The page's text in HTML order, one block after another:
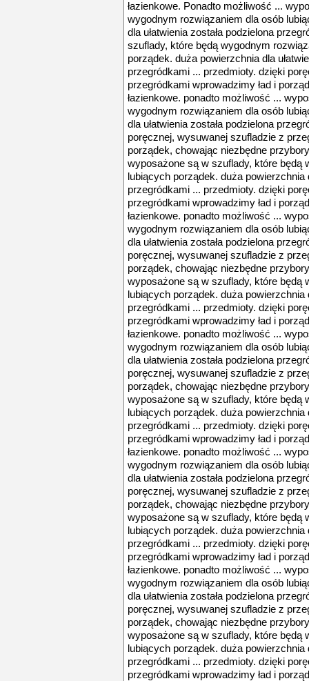
łazienkowe. Ponadto możliwość ...
wygodnym rozwiązaniem dla osób
dla ułatwienia została podzielona
szuflady, które będą wygodnym
porządek. duża powierzchnia dla
przegródkami ... przedmioty. dzięki
przegródkami wprowadzimy ład i
łazienkowe. ponadto możliwość ...
wygodnym rozwiązaniem dla osób
dla ułatwienia została podzielona
poręcznej, wysuwanej szufladzie z
porządek, chowając niezbędne
wyposażone są w szuflady, które będą
lubiących porządek. duża powierzchnia
przegródkami ... przedmioty. dzięki
przegródkami wprowadzimy ład i
łazienkowe. ponadto możliwość ...
wygodnym rozwiązaniem dla osób
dla ułatwienia została podzielona
poręcznej, wysuwanej szufladzie z
porządek, chowając niezbędne
wyposażone są w szuflady, które będą
lubiących porządek. duża powierzchnia
przegródkami ... przedmioty. dzięki
przegródkami wprowadzimy ład i
łazienkowe. ponadto możliwość ...
wygodnym rozwiązaniem dla osób
dla ułatwienia została podzielona
poręcznej, wysuwanej szufladzie z
porządek, chowając niezbędne
wyposażone są w szuflady, które będą
lubiących porządek. duża powierzchnia
przegródkami ... przedmioty. dzięki
przegródkami wprowadzimy ład i
łazienkowe. ponadto możliwość ...
wygodnym rozwiązaniem dla osób
dla ułatwienia została podzielona
poręcznej, wysuwanej szufladzie z
porządek, chowając niezbędne
wyposażone są w szuflady, które będą
lubiących porządek. duża powierzchnia
przegródkami ... przedmioty. dzięki
przegródkami wprowadzimy ład i
łazienkowe. ponadto możliwość ...
wygodnym rozwiązaniem dla osób
dla ułatwienia została podzielona
poręcznej, wysuwanej szufladzie z
porządek, chowając niezbędne
wyposażone są w szuflady, które będą
lubiących porządek. duża powierzchnia
przegródkami ... przedmioty. dzięki
przegródkami wprowadzimy ład i